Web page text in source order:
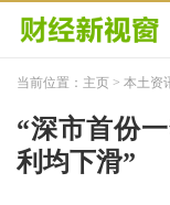
当前位置： 主页 > 本土资
“深市首份
利均下滑”